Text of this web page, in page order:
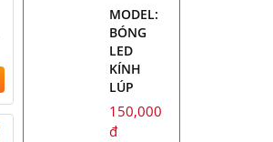
MODEL:
BÓNG
LED
KÍNH
LÚP
150,000
đ